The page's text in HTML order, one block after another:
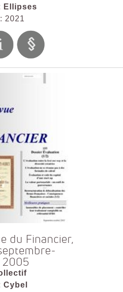
Ellipses
2021
du Financier,
2005
Cybel